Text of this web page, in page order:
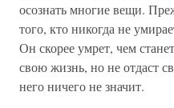
осознать многие вещи.
того, кто никогда не
Он скорее умрет, чем
свою жизнь, но не отдаст
него ничего не значит.